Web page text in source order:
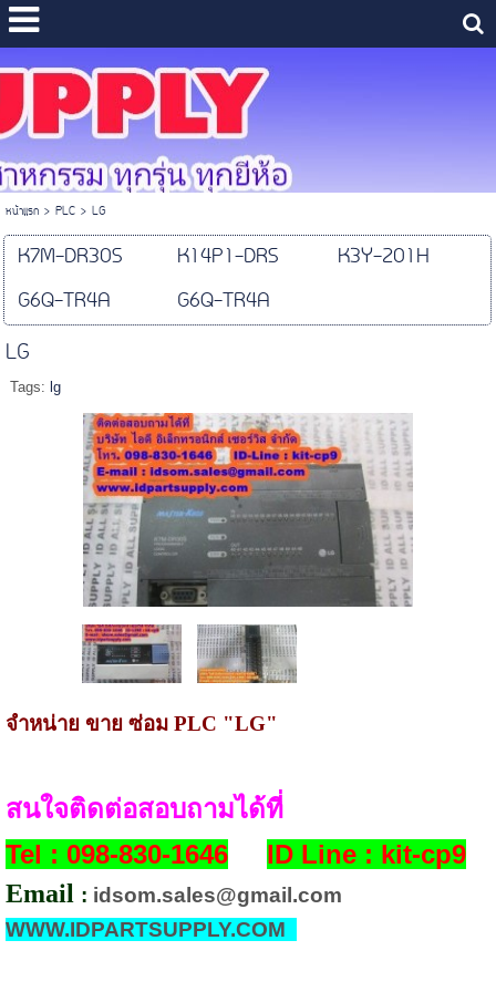
หน้าแรก> PLC> LG
K7M-DR30S K14P1-DRS
K3Y-201H
G6Q-TR4A
G6Q-TR4A
LG
Tags: lg
จำหน่าย ขาย ซ่อมPLC "LG"
สนใจติดต่อสอบถามได้ที่
Tel : 098-830-1646 ID Line : kit-cp9
Email : idsom.sales@gmail.com
WWW.IDPARTSUPPLY.COM